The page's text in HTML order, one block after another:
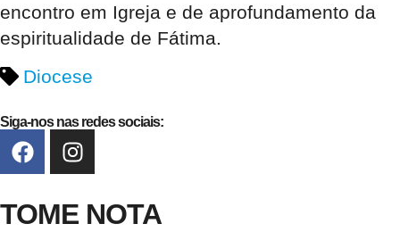
encontro em Igreja e de aprofundamento da
espiritualidade de Fátima.
Diocese
Siga-nos nas redes sociais:
TOME NOTA